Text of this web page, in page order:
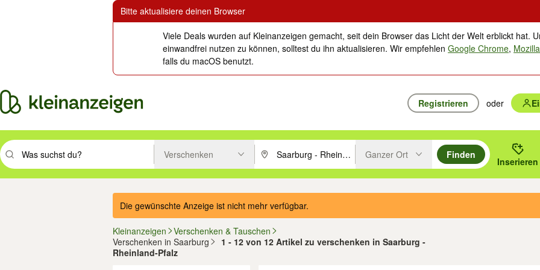
Bitte aktualisiere deinen Browser
Viele Deals wurden auf Kleinanzeigen gemacht, seit dein Browser das Licht der Welt erblickt hat.
einwandfrei nutzen zu können, solltest du ihn aktualisieren. Wir empfehlenGoogle Chrome,
falls du macOS benutzt.
Registrieren oder
Suchbegriff eingeben. Eingabetaste drücken um zu suchen, oder Vorschläge mit den Pfeiltasten nach oben/unten durchsuchen und mit
Verschenken PLZ oder Ort eingeben. Eingabetaste drücken um zu suchen, oder
Ganzer Ort
Finden
Inserieren
Die gewünschte Anzeige ist nicht mehr verfügbar.
Kleinanzeigen
Verschenken & Tauschen
Verschenken in Saarburg
1 - 12 von 12 Artikel zu verschenken in Saarburg -
Rheinland-Pfalz